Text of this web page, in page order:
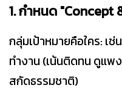
1. กำหนด "Concept
กลุ่มเป้าหมายคือใคร: เช่
ทำงาน (เน้นติดทน ดูแพ
สกัดธรรมชาติ)